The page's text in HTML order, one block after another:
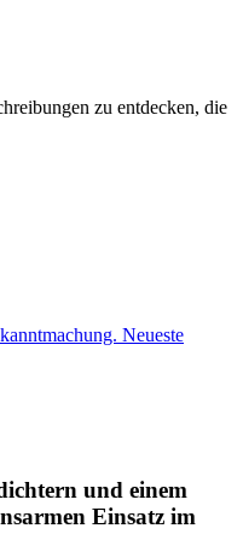
zu entdecken, die
Neueste
und einem
Einsatz im